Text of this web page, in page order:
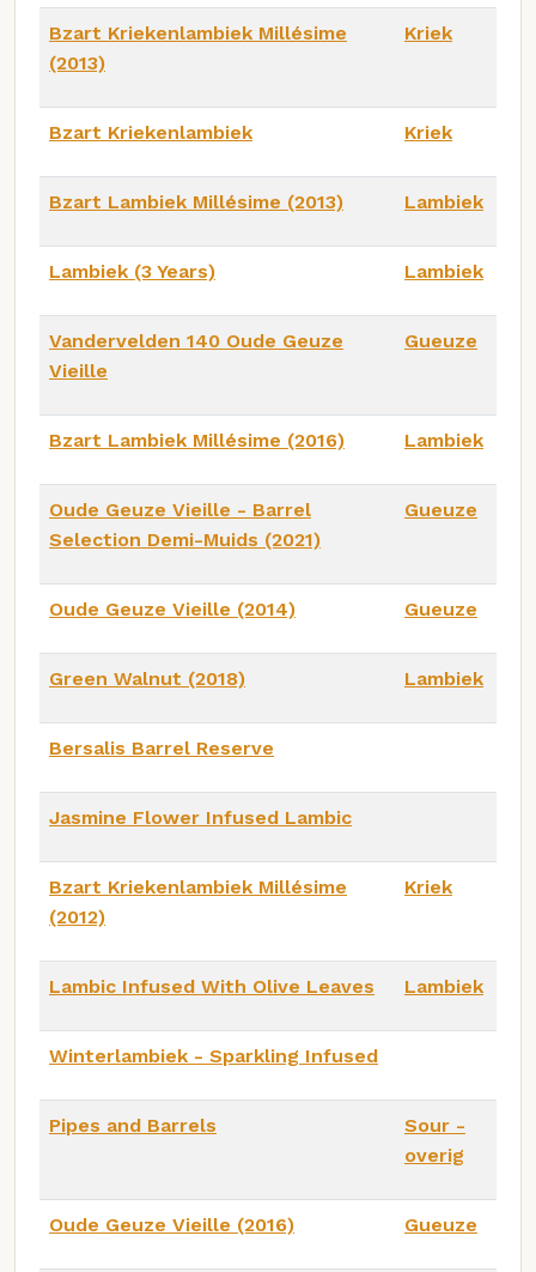
Bzart Kriekenlambiek Millésime
(2013)
Kriek
Bzart Kriekenlambiek Kriek
Bzart Lambiek Millésime (2013) Lambiek
Lambiek (3 Years) Lambiek
Vandervelden 140 Oude Geuze
Vieille
Gueuze
Bzart Lambiek Millésime (2016) Lambiek
Oude Geuze Vieille - Barrel
Selection Demi-Muids (2021)
Gueuze
Oude Geuze Vieille (2014) Gueuze
Green Walnut (2018) Lambiek
Bersalis Barrel Reserve
Jasmine Flower Infused Lambic
Bzart Kriekenlambiek Millésime
(2012)
Kriek
Lambic Infused With Olive Leaves Lambiek
Winterlambiek - Sparkling Infused
Pipes and Barrels
Sour -
overig
Oude Geuze Vieille (2016) Gueuze